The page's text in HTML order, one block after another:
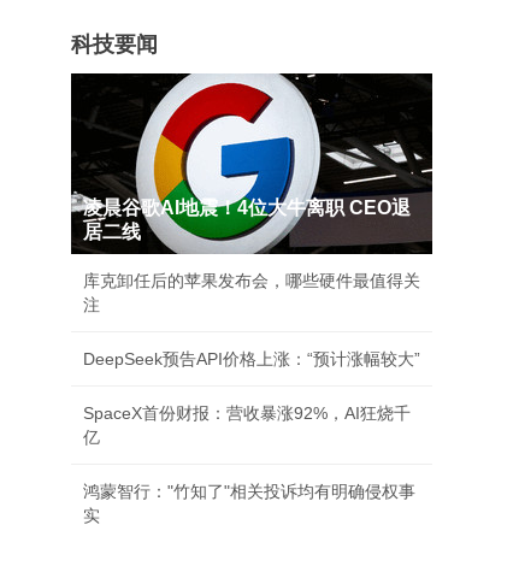
科技要闻
凌晨谷歌AI地震！4位大牛离职 CEO退
居二线
库克卸任后的苹果发布会，哪些硬件最值得关
注
DeepSeek预告API价格上涨：“预计涨幅较大”
SpaceX首份财报：营收暴涨92%，AI狂烧千
亿
鸿蒙智行："竹知了"相关投诉均有明确侵权事
实